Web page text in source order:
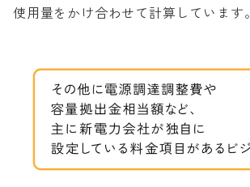
使用量をかけ合わせて計算しています。